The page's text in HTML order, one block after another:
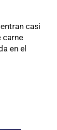
casi
carne
en el